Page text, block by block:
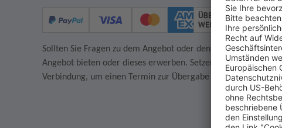
Sollten Sie Fragen zu dem Angebot oder den AGB des
Angebot bieten oder dieses erwerben. Setzen Sie sich
Verbindung, um einen Termin zur Übergabe des Artikels zu